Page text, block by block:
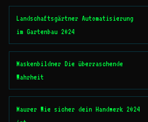
Landschaftsgärtner Automatisierung
im Gartenbau 2024
Maskenbildner Die überraschende
Wahrheit
Maurer Wie sicher dein Handwerk 2024